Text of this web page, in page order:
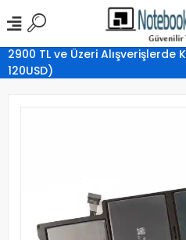
2900 TL ve Üzeri
120USD)